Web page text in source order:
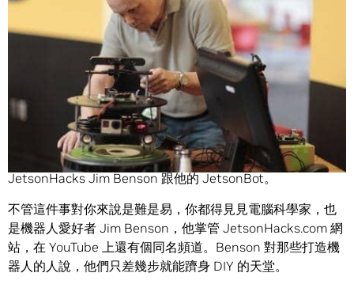
打造你自己的機器人，對有些人來說是一件又累又麻煩的
事，對有些人來說卻是易如反掌。
JetsonHacks Jim Benson 跟他的 JetsonBot。
不管這件事對你來說是難是易，你都得見見電腦科學家，也
是機器人愛好者 Jim Benson，他掌管 JetsonHacks.com 網
站，在 YouTube 上還有個同名頻道。Benson 對那些打造機
器人的人說，他們只差幾步就能躋身 DIY 的天堂。